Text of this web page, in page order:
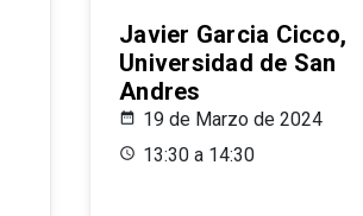
Javier Garcia Cicco,
Universidad de San
Andres
19 de Marzo de 2024
13:30 a 14:30